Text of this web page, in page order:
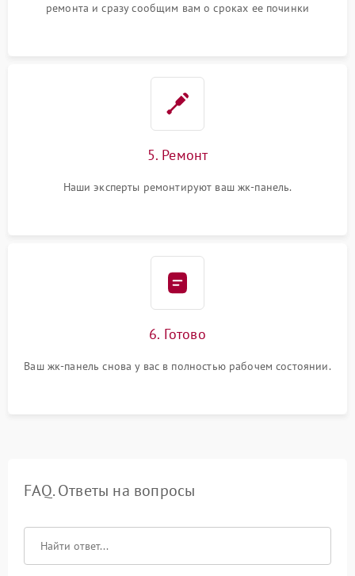
ремонта и сразу сообщим вам о сроках ее починки
5. Ремонт
Наши эксперты ремонтируют ваш жк-панель.
6. Готово
Ваш жк-панель снова у вас в полностью рабочем состоянии.
FAQ. Ответы на вопросы